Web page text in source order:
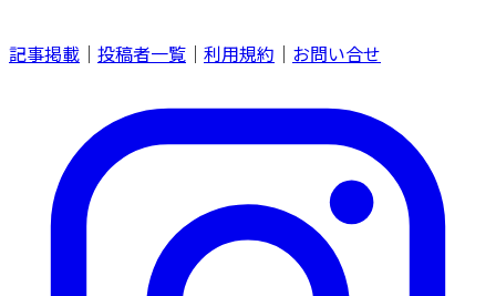
記事掲載 ｜ 投稿者一覧 ｜ 利用規約 ｜ お問い合せ